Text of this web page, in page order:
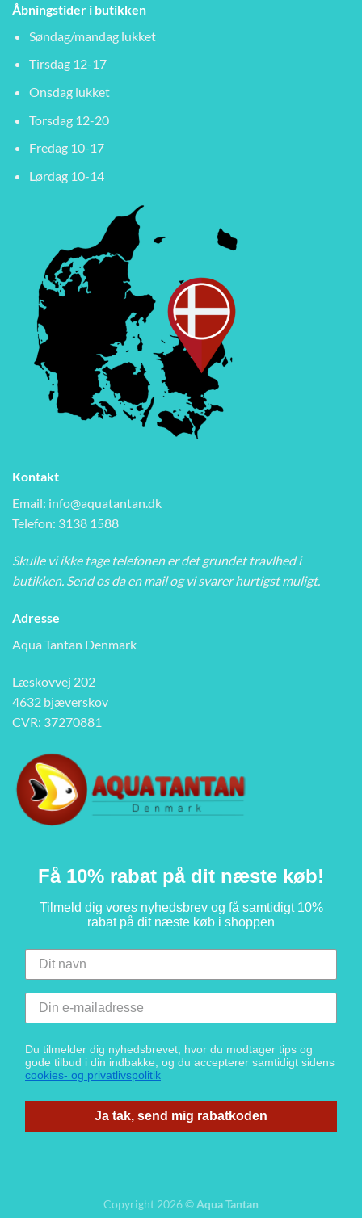
Åbningstider i butikken
Søndag/mandag lukket
Tirsdag 12-17
Onsdag lukket
Torsdag 12-20
Fredag 10-17
Lørdag 10-14
Kontakt
Email: info@aquatantan.dk
Telefon: 3138 1588
Skulle vi ikke tage telefonen er det grundet travlhed i
butikken. Send os da en mail og vi svarer hurtigst muligt.
Adresse
Aqua Tantan Denmark
Læskovvej 202
4632 bjæverskov
CVR: 37270881
Få 10% rabat på dit næste køb!
Tilmeld dig vores nyhedsbrev og få samtidigt 10%
rabat på dit næste køb i shoppen
Du tilmelder dig nyhedsbrevet, hvor du modtager tips og
gode tilbud i din indbakke, og du accepterer samtidigt sidens
cookies- og privatlivspolitik
Ja tak, send mig rabatkoden
Copyright 2026 ©Aqua Tantan